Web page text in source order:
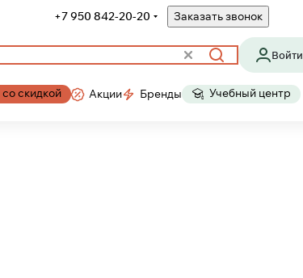
+7 950 842-20-20 Заказать звонок
Войти
скидкой Акции Бренды Учебный центр